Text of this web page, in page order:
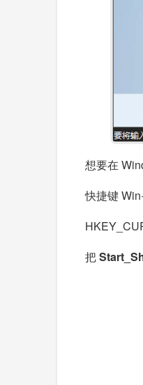
想要在
快捷键
把